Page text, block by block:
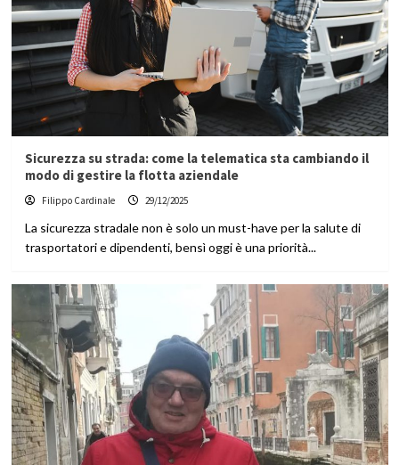
Sicurezza su strada: come la telematica sta cambiando il
modo di gestire la flotta aziendale
Filippo Cardinale 29/12/2025
La sicurezza stradale non è solo un must-have per la salute di
trasportatori e dipendenti, bensì oggi è una priorità...